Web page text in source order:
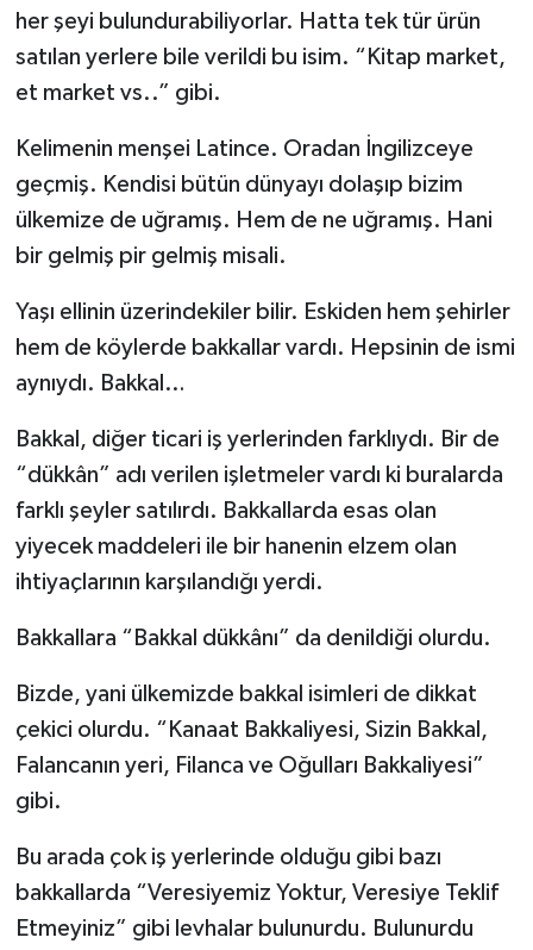
her şeyi bulundurabiliyorlar. Hatta tek tür ürün
satılan yerlere bile verildi bu isim. “Kitap market,
et market vs..” gibi.
Kelimenin menşei Latince. Oradan İngilizceye
geçmiş. Kendisi bütün dünyayı dolaşıp bizim
ülkemize de uğramış. Hem de ne uğramış. Hani
bir gelmiş pir gelmiş misali.
Yaşı ellinin üzerindekiler bilir. Eskiden hem şehirler
hem de köylerde bakkallar vardı. Hepsinin de ismi
aynıydı. Bakkal…
Bakkal, diğer ticari iş yerlerinden farklıydı. Bir de
“dükkân” adı verilen işletmeler vardı ki buralarda
farklı şeyler satılırdı. Bakkallarda esas olan
yiyecek maddeleri ile bir hanenin elzem olan
ihtiyaçlarının karşılandığı yerdi.
Bakkallara “Bakkal dükkânı” da denildiği olurdu.
Bizde, yani ülkemizde bakkal isimleri de dikkat
çekici olurdu. “Kanaat Bakkaliyesi, Sizin Bakkal,
Falancanın yeri, Filanca ve Oğulları Bakkaliyesi”
gibi.
Bu arada çok iş yerlerinde olduğu gibi bazı
bakkallarda “Veresiyemiz Yoktur, Veresiye Teklif
Etmeyiniz” gibi levhalar bulunurdu. Bulunurdu